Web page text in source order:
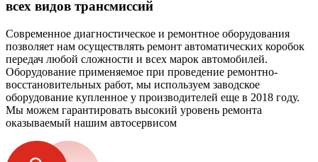
всех видов трансмиссий
Современное диагностическое и ремонтное оборудования
позволяет нам осуществлять ремонт автоматических коробок
передач любой сложности и всех марок автомобилей.
Оборудование применяемое при проведение ремонтно-
восстановительных работ, мы используем заводское
оборудование купленное у производителей еще в 2018 году.
Мы можем гарантировать высокий уровень ремонта
оказываемый нашим автосервисом